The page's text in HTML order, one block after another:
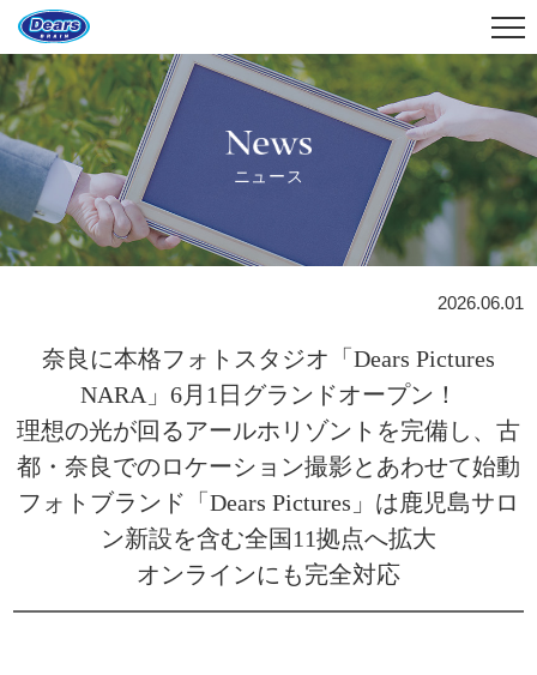
News
ニュース
2026.06.01
奈良に本格フォトスタジオ「Dears Pictures
NARA」6月1日グランドオープン！
理想の光が回るアールホリゾントを完備し、古
都・奈良でのロケーション撮影とあわせて始動
フォトブランド「Dears Pictures」は鹿児島サロ
ン新設を含む全国11拠点へ拡大
オンラインにも完全対応